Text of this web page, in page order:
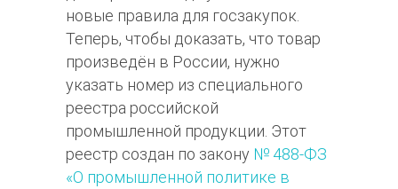
новые правила для госзакупок.
Теперь, чтобы доказать, что товар
произведён в России, нужно
указать номер из специального
реестра российской
промышленной продукции. Этот
реестр создан по закону № 488-ФЗ
«О промышленной политике в